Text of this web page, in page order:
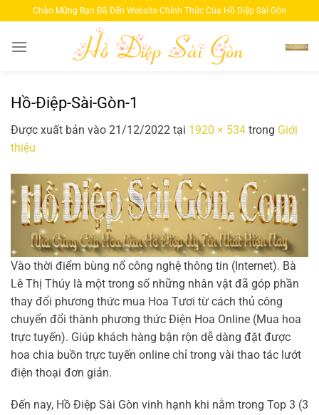
qua
nội
Chào Mừng Bạn Đã Đến Website Chính Thức Của Hồ Diệp Sài Gòn
Hồ-Điệp-Sài-Gòn-1
Được xuất bản vào 21/12/2022 tại 1920 × 534 trong Giới
thiệu
Vào thời điểm bùng nổ công nghệ thông tin (Internet). Bà
Lê Thị Thúy là một trong số những nhân vật đã góp phần
thay đổi phương thức mua Hoa Tươi từ cách thủ công
chuyển đổi thành phương thức Điện Hoa Online (Mua hoa
trực tuyến). Giúp khách hàng bận rộn dễ dàng đặt được
hoa chia buồn trực tuyến online chỉ trong vài thao tác lướt
điện thoại đơn giản.
Đến nay, Hồ Điệp Sài Gòn vinh hạnh khi nằm trong Top 3 (3